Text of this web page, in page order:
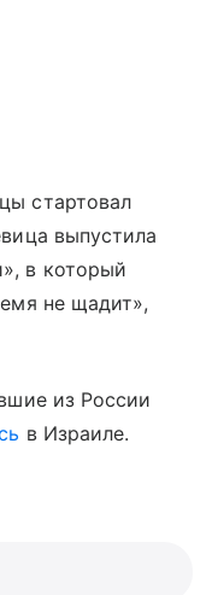
стартовал
выпустила
в который
не щадит»,
из России
в Израиле.